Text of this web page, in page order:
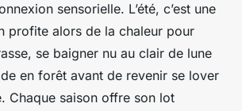
sensorielle. L’été, c’est une
profite alors de la chaleur pour
se baigner nu au clair de lune
en forêt avant de revenir se lover
Chaque saison offre son lot